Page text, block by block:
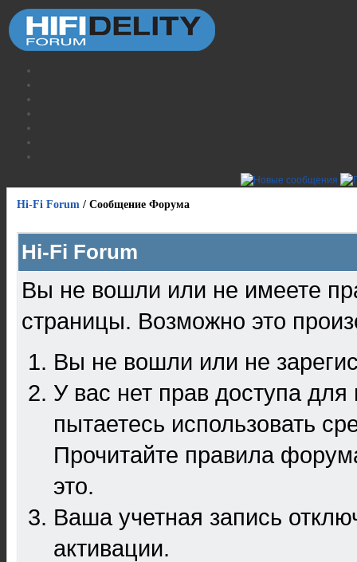
Hi-Fi Forum / Сообщение Форума
Hi-Fi Forum
Вы не вошли или не имеете
страницы. Возможно это
Вы не вошли или не
У вас нет прав доступа
пытаетесь использовать
Прочитайте правила
это.
Ваша учетная запись
активации.